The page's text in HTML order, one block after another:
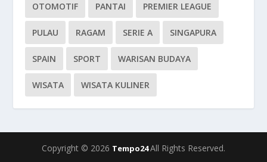
OTOMOTIF PANTAI PREMIER LEAGUE
PULAU RAGAM SERIE A SINGAPURA
SPAIN SPORT WARISAN BUDAYA
WISATA WISATA KULINER
Copyright © 2026 Tempo24All Rights Reserved.